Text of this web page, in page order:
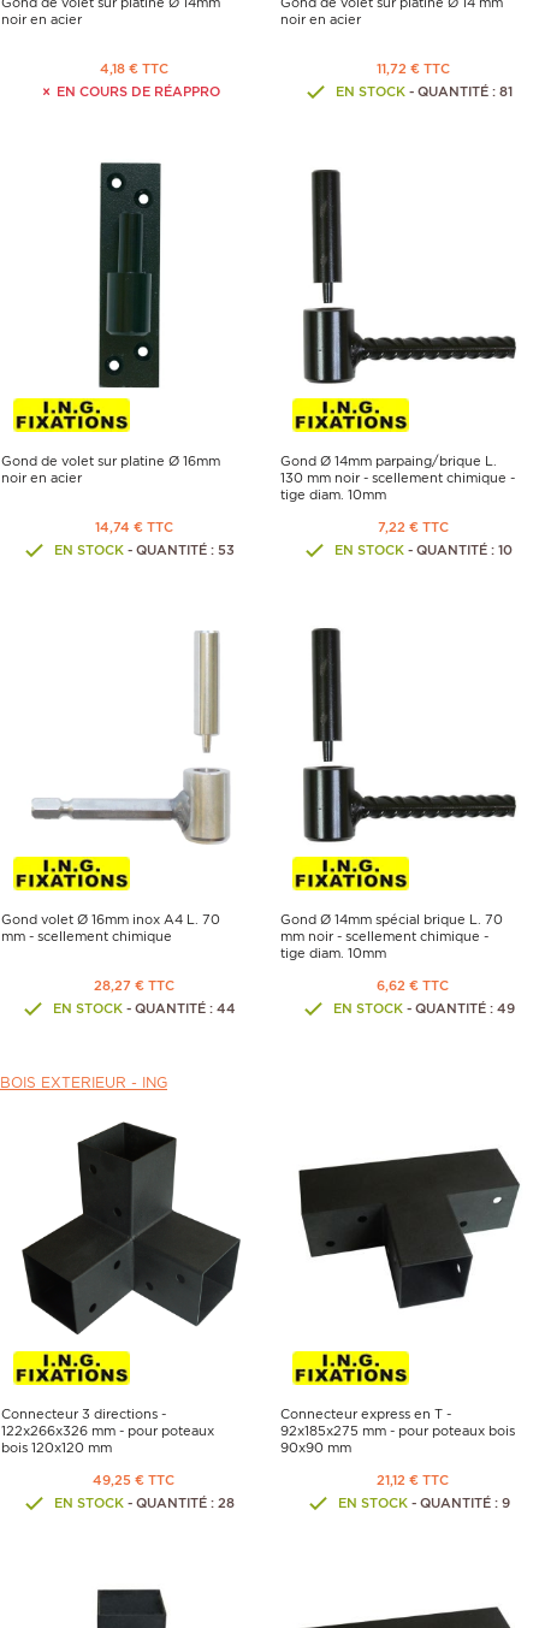
noir en acier
4,18 € TTC
EN COURS DE RÉAPPRO
noir en acier
11,72 € TTC
EN STOCK- QUANTITÉ : 81
Gond de volet sur platine Ø 16mm
noir en acier
14,74 € TTC
EN STOCK - QUANTITÉ : 53
Gond Ø 14mm parpaing/brique L.
130 mm noir - scellement chimique -
tige diam. 10mm
7,22 € TTC
EN STOCK - QUANTITÉ : 10
Gond volet Ø 16mm inox A4 L. 70
mm - scellement chimique
28,27 € TTC
EN STOCK - QUANTITÉ : 44
Gond Ø 14mm spécial brique L. 70
mm noir - scellement chimique -
tige diam. 10mm
6,62 € TTC
EN STOCK- QUANTITÉ : 49
BOIS EXTERIEUR - ING
Connecteur 3 directions -
122x266x326 mm - pour poteaux
bois 120x120 mm
49,25 € TTC
EN STOCK - QUANTITÉ : 28
Connecteur express en T -
92x185x275 mm - pour poteaux bois
90x90 mm
21,12 € TTC
EN STOCK- QUANTITÉ : 9